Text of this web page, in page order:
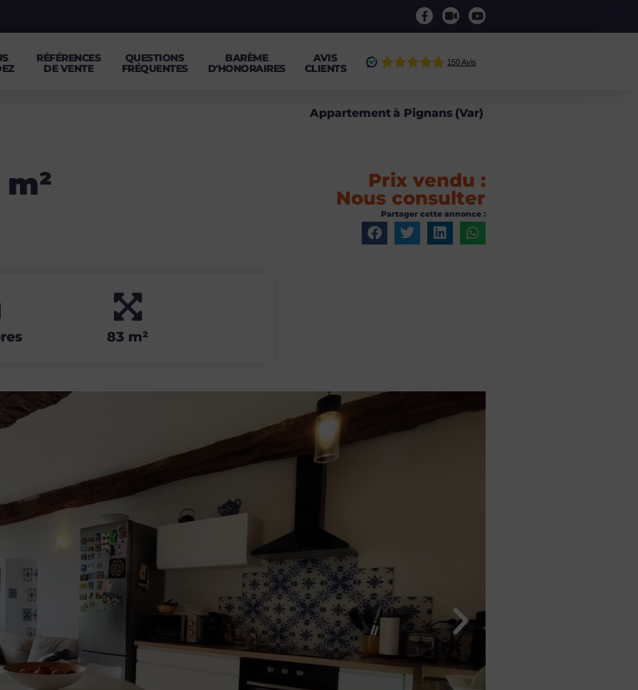
RÉFÉRENCES
DE VENTE
QUESTIONS
FRÉQUENTES
BARÈME
D'HONORAIRES
AVIS
CLIENTS
Appartementà Pignans (Var)
Prix vendu :
Nous consulter
Partager cette annonce :
83 m²